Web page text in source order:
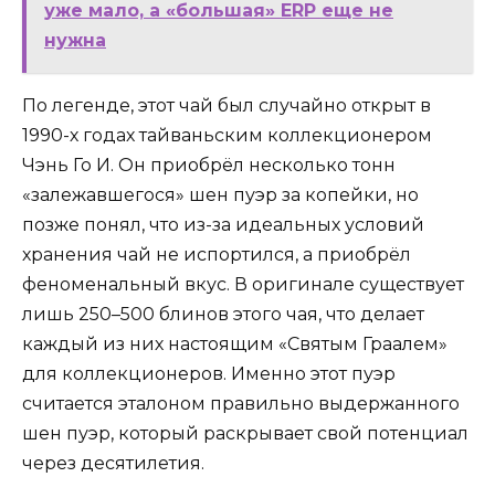
уже мало, а «большая» ERP еще не
нужна
По легенде, этот чай был случайно открыт в
1990-х годах тайваньским коллекционером
Чэнь Го И. Он приобрёл несколько тонн
«залежавшегося» шен пуэр за копейки, но
позже понял, что из-за идеальных условий
хранения чай не испортился, а приобрёл
феноменальный вкус. В оригинале существует
лишь 250–500 блинов этого чая, что делает
каждый из них настоящим «Святым Граалем»
для коллекционеров. Именно этот пуэр
считается эталоном правильно выдержанного
шен пуэр, который раскрывает свой потенциал
через десятилетия.